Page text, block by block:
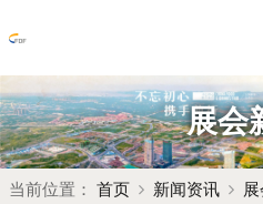
展会
当前位置： 首页 新闻资讯